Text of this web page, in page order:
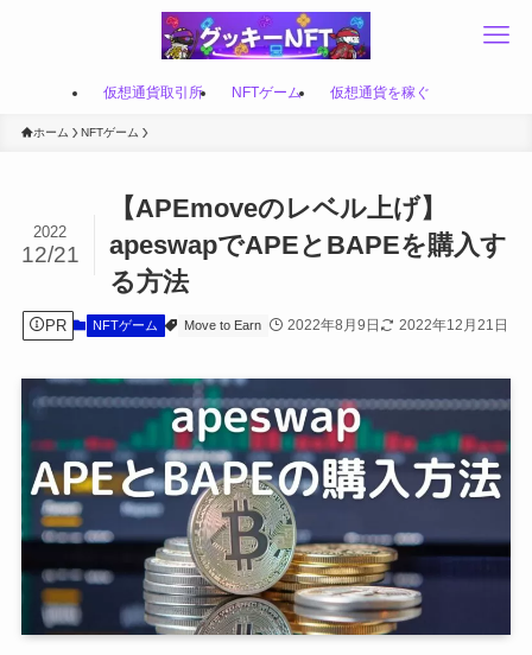
仮想通貨取引所 NFTゲーム 仮想通貨を稼ぐ
ホーム NFTゲーム
【APEmoveのレベル上げ】
apeswapでAPEとBAPEを購入す
る方法
2022
12/21
PR NFTゲーム Move to Earn 2022年8月9日 2022年12月21日